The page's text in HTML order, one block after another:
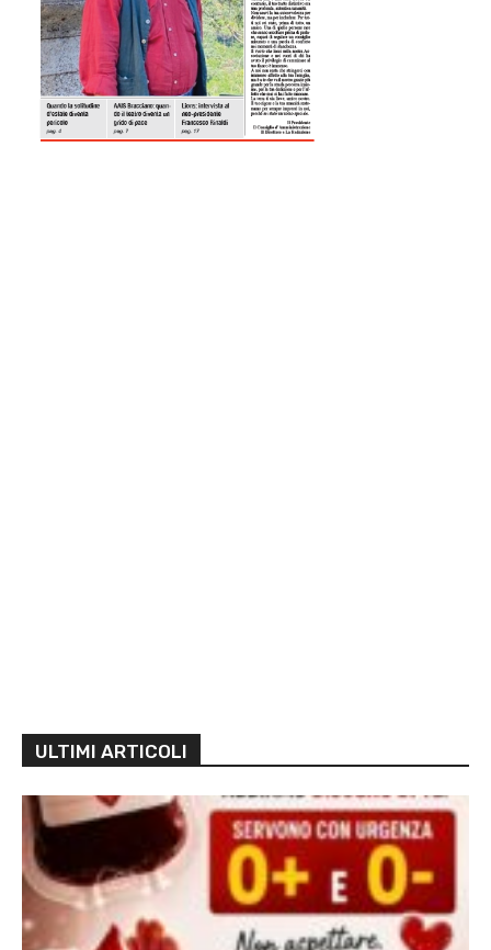
ULTIMI ARTICOLI